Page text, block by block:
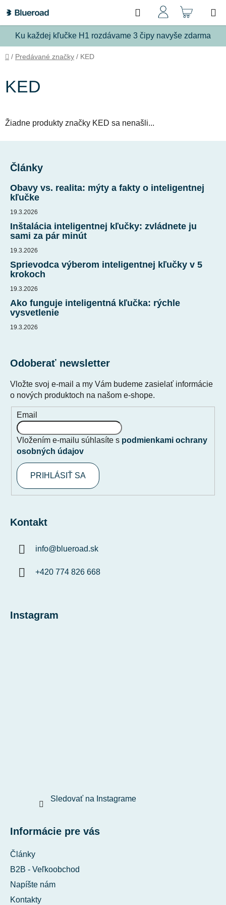
na
obsah
Ku každej kľučke H1 rozdávame 3 čipy navyše zdarma
Hľadať
Domov
/ Predávané značky / KED
KED
Žiadne produkty značky KED sa nenašli...
Články
Obavy vs. realita: mýty a fakty o inteligentnej
kľučke
19.3.2026
Inštalácia inteligentnej kľučky: zvládnete ju
sami za pár minút
19.3.2026
Sprievodca výberom inteligentnej kľučky v 5
krokoch
19.3.2026
Ako funguje inteligentná kľučka: rýchle
vysvetlenie
19.3.2026
Odoberať newsletter
Vložte svoj e-mail a my Vám budeme zasielať informácie
o nových produktoch na našom e-shope.
Email
Vložením e-mailu súhlasíte s podmienkami ochrany
osobných údajov
PRIHLÁSIŤ SA
Kontakt
info@blueroad.sk
+420 774 826 668
Instagram
Sledovať na Instagrame
Informácie pre vás
Články
B2B - Veľkoobchod
Napíšte nám
Kontakty